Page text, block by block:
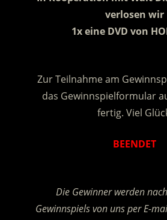
verlosen wir
1x eine DVD von
Zur Teilnahme am
das Gewinnspielformular
fertig. Viel
BEENDET
Die Gewinner werden
Gewinnspiels von uns per E-